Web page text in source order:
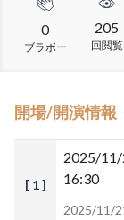
0
ブラボー
205
回閲覧
開場/開演情報
[ 1 ]
2025/
16:30
2025/11/